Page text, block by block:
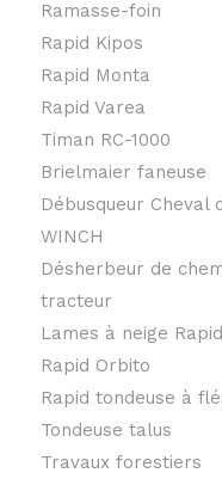
Ramasse-foin
Rapid Kipos
Rapid Monta
Rapid Varea
Timan RC-1000
Brielmaier faneuse
Débusqueur Cheval
WINCH
Désherbeur de
tracteur
Lames à neige Rapid
Rapid Orbito
Rapid tondeuse à
Tondeuse talus
Travaux forestiers